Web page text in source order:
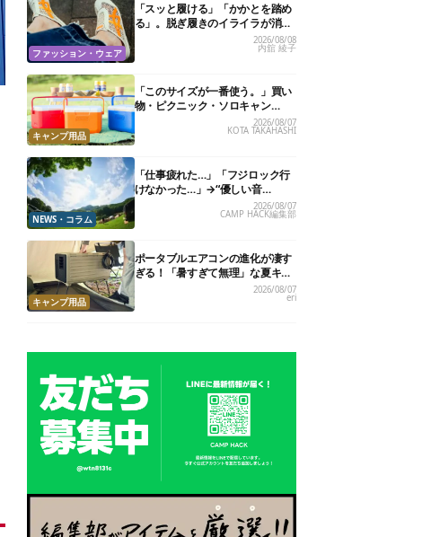
ファッション・ウェア
「スッと履ける」「かかとを踏め
る」。脱ぎ履きのイライラが消え
る快適“スニーカーサンダル”6選
2026/08/08
内舘 綾子
キャンプ用品
「このサイズが一番使う。」買い
物・ピクニック・ソロキャン
に“ちょうどいい”小型クーラーボ
ックス13選
2026/08/07
KOTA TAKAHASHI
NEWS・コラム
「仕事疲れた…」「フジロック行
けなかった…」→“優しい音
楽”と“大きな自然”で治癒。まだ間
に合います。
2026/08/07
CAMP HACK編集部
キャンプ用品
ポータブルエアコンの進化が凄す
ぎる！「暑すぎて無理」な夏キャ
ンプを激変させる最新5選2026/08/07
eri